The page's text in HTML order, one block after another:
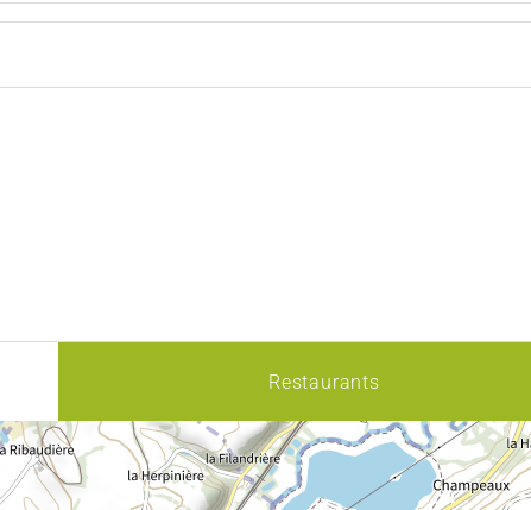
Restaurants